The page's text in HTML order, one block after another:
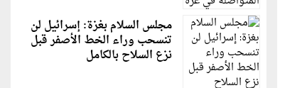
مجلس السلام بغزة: إسرائيل لن
تنسحب وراء الخط الأصفر قبل
نزع السلاح بالكامل